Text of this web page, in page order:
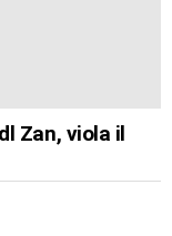
Zan, viola il